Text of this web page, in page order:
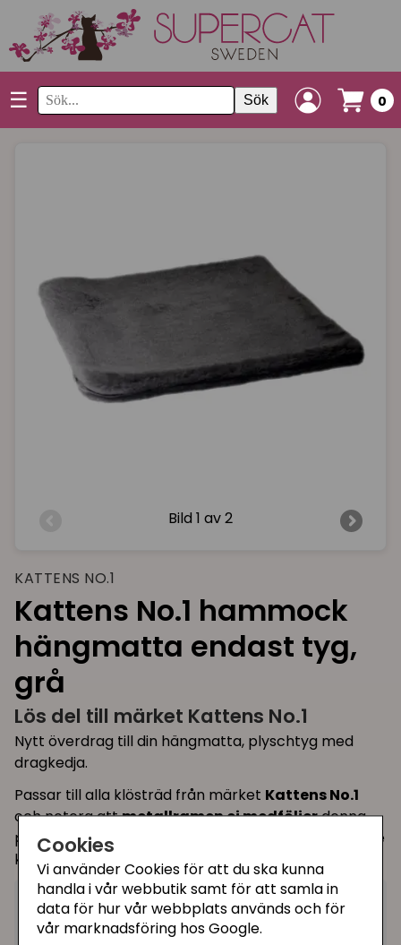
Cookies
Vi använder Cookies för att du ska kunna
handla i vår webbutik samt för att samla in
data för hur vår webbplats används och för
vår marknadsföring hos Google.
☰ Sök 0
Bild 1 av 2
KATTENS NO.1
Kattens No.1 hammock
hängmatta endast tyg,
grå
Lös del till märket Kattens No.1
Nytt överdrag till din hängmatta, plyschtyg med
dragkedja.
Passar till alla klösträd från märket Kattens No.1
och notera attmetallramen ej medföljerdenna
produkt - utan den måste du ha hemma sen tidigare
köp.
299 kr − + Köp